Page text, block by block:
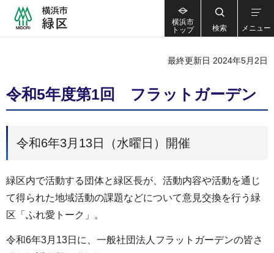
横浜市
トップ
検索 メニュー
最終更新日 2024年5月2日
令和5年度第1回 フラットガーデン
令和6年3月13日（水曜日）開催
緑区内で活動する団体と緑区長が、活動内容や活動を通じ
て得られた地域活動の課題などについて意見交換を行う緑
区「ふれ愛トーク」。
令和6年3月13日に、一般社団法人フラットガーデンの皆さ